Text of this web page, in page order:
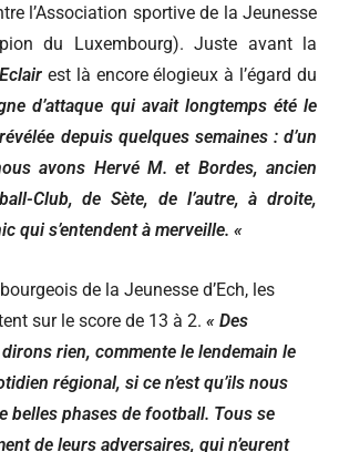
l’Association sportive de la Jeunesse
du Luxembourg). Juste avant la
est là encore élogieux à l’égard du
d’attaque qui avait longtemps été le
depuis quelques semaines : d’un
avons Hervé M. et Bordes, ancien
Club, de Sète, de l’autre, à droite,
qui s’entendent à merveille. «
de la Jeunesse d’Ech, les
sur le score de 13 à 2. « Des
rien, commente le lendemain le
régional, si ce n’est qu’ils nous
belles phases de football. Tous se
de leurs adversaires, qui n’eurent